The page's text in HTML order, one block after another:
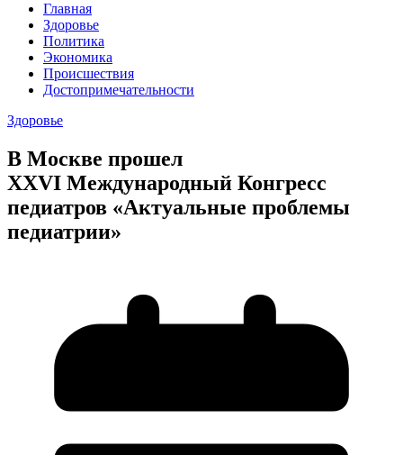
Главная
Здоровье
Политика
Экономика
Происшествия
Достопримечательности
Здоровье
В Москве прошел
ХХVI Международный Конгресс
педиатров «Актуальные проблемы
педиатрии»